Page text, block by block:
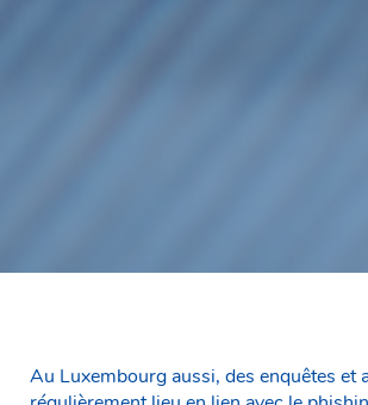
Au Luxembourg aussi, des enquêtes et